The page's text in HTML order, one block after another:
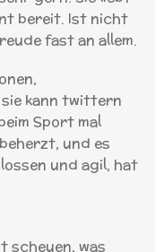
bereit. Ist nicht
fast an allem.
kann twittern
Sport mal
und es
und agil, hat
scheuen, was